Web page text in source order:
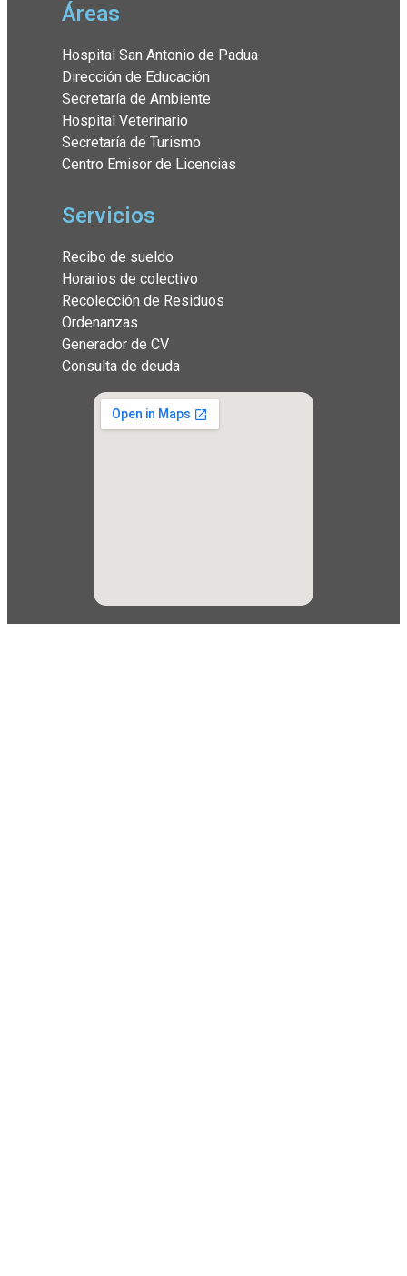
Áreas
Hospital San Antonio de Padua
Dirección de Educación
Secretaría de Ambiente
Hospital Veterinario
Secretaría de Turismo
Centro Emisor de Licencias
Servicios
Recibo de sueldo
Horarios de colectivo
Recolección de Residuos
Ordenanzas
Generador de CV
Consulta de deuda